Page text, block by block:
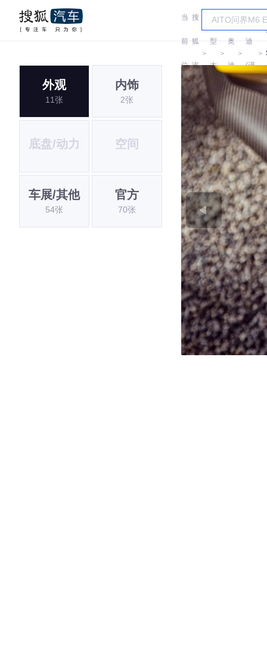
当
前
位
搜
狐
汽
车
＞
车
型
大
＞
奥
迪
＞
奥
迪
(进
口)
＞
外观
11张
内饰
2张
底盘/动力 空间
车展/其他
54张
官方
70张